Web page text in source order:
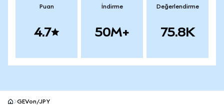
Puan
4.7
İndirme
50M+
Değerlendirme
75.8K
GEVon/JPY